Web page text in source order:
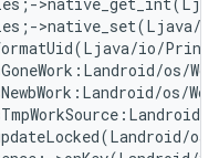
io/
os/
os/